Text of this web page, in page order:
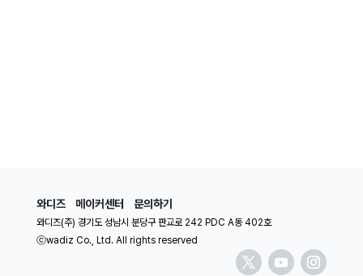
와디즈 메이커센터 문의하기
와디즈(주) 경기도 성남시 분당구 판교로 242 PDC A동 402호
ⓒwadiz Co., Ltd. All rights reserved